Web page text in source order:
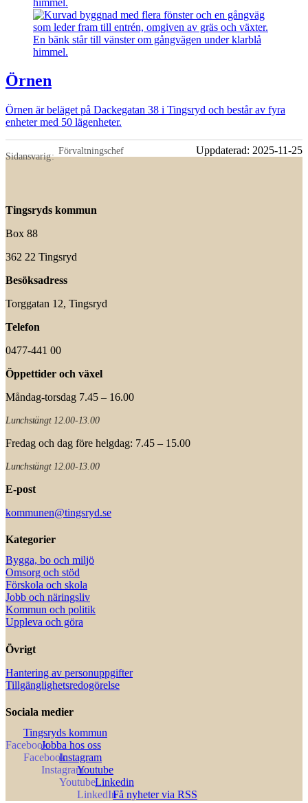
Örnen
Örnen är beläget på Dackegatan 38 i Tingsryd och består av fyra
enheter med 50 lägenheter.
Förvaltningschef
Sidansvarig
Uppdaterad: 2025-11-25
Tingsryds kommun
Box 88
362 22 Tingsryd
Besöksadress
Torggatan 12, Tingsryd
Telefon
0477-441 00
Öppettider och växel
Måndag-torsdag 7.45 – 16.00
Lunchstängt 12.00-13.00
Fredag och dag före helgdag: 7.45 – 15.00
Lunchstängt 12.00-13.00
E-post
kommunen@tingsryd.se
Kategorier
Bygga, bo och miljö
Omsorg och stöd
Förskola och skola
Jobb och näringsliv
Kommun och politik
Uppleva och göra
Övrigt
Hantering av personuppgifter
Tillgänglighetsredogörelse
Sociala medier
Tingsryds kommun
Jobba hos oss
Instagram
Youtube
Linkedin
Få nyheter via RSS